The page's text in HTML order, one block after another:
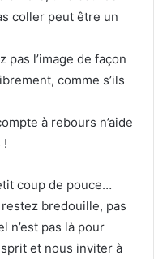
coller peut être un
l’image de façon
comme s’ils
à rebours n’aide
!
coup de pouce…
bredouille, pas
n’est pas là pour
et nous inviter à